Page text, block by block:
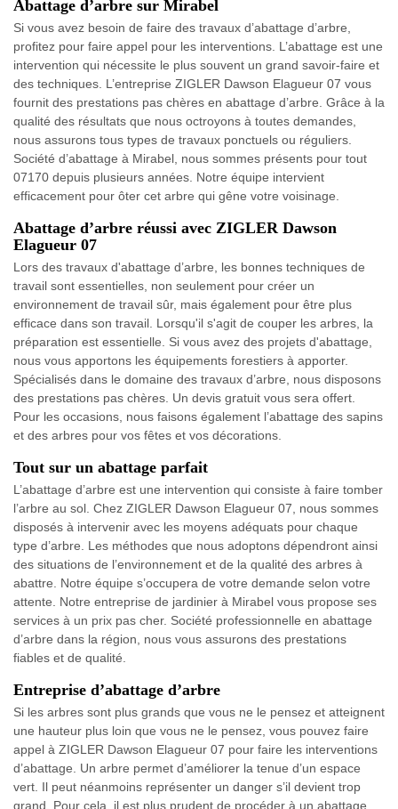
Abattage d’arbre sur Mirabel
Si vous avez besoin de faire des travaux d’abattage d’arbre,
profitez pour faire appel pour les interventions. L’abattage est une
intervention qui nécessite le plus souvent un grand savoir-faire et
des techniques. L’entreprise ZIGLER Dawson Elagueur 07 vous
fournit des prestations pas chères en abattage d’arbre. Grâce à la
qualité des résultats que nous octroyons à toutes demandes,
nous assurons tous types de travaux ponctuels ou réguliers.
Société d’abattage à Mirabel, nous sommes présents pour tout
07170 depuis plusieurs années. Notre équipe intervient
efficacement pour ôter cet arbre qui gêne votre voisinage.
Abattage d’arbre réussi avec ZIGLER Dawson
Elagueur 07
Lors des travaux d'abattage d’arbre, les bonnes techniques de
travail sont essentielles, non seulement pour créer un
environnement de travail sûr, mais également pour être plus
efficace dans son travail. Lorsqu'il s'agit de couper les arbres, la
préparation est essentielle. Si vous avez des projets d'abattage,
nous vous apportons les équipements forestiers à apporter.
Spécialisés dans le domaine des travaux d’arbre, nous disposons
des prestations pas chères. Un devis gratuit vous sera offert.
Pour les occasions, nous faisons également l’abattage des sapins
et des arbres pour vos fêtes et vos décorations.
Tout sur un abattage parfait
L’abattage d’arbre est une intervention qui consiste à faire tomber
l’arbre au sol. Chez ZIGLER Dawson Elagueur 07, nous sommes
disposés à intervenir avec les moyens adéquats pour chaque
type d’arbre. Les méthodes que nous adoptons dépendront ainsi
des situations de l’environnement et de la qualité des arbres à
abattre. Notre équipe s’occupera de votre demande selon votre
attente. Notre entreprise de jardinier à Mirabel vous propose ses
services à un prix pas cher. Société professionnelle en abattage
d’arbre dans la région, nous vous assurons des prestations
fiables et de qualité.
Entreprise d’abattage d’arbre
Si les arbres sont plus grands que vous ne le pensez et atteignent
une hauteur plus loin que vous ne le pensez, vous pouvez faire
appel à ZIGLER Dawson Elagueur 07 pour faire les interventions
d’abattage. Un arbre permet d’améliorer la tenue d’un espace
vert. Il peut néanmoins représenter un danger s’il devient trop
grand. Pour cela, il est plus prudent de procéder à un abattage